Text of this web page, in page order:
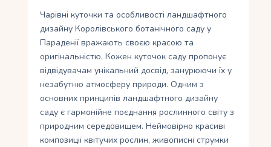
Чарівні куточки та особливості ландшафтного
дизайну Королівського ботанічного саду у
Параденії вражають своєю красою та
оригінальністю. Кожен куточок саду пропонує
відвідувачам унікальний досвід, занурюючи їх у
незабутню атмосферу природи. Одним з
основних принципів ландшафтного дизайну
саду є гармонійне поєднання рослинного світу з
природним середовищем. Неймовірно красиві
композиції квітучих рослин, живописні струмки